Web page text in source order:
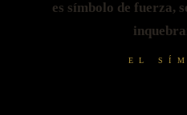
es símbolo de fuerza,
E L S Í M